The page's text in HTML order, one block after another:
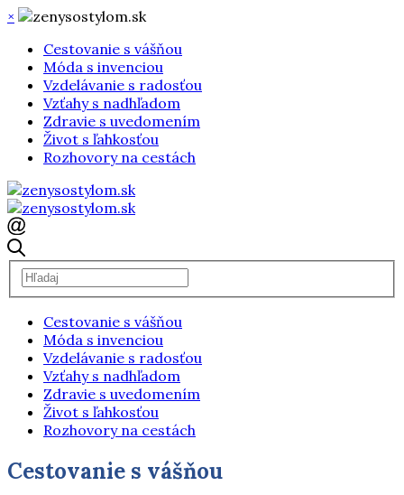
×
Cestovanie s vášňou
Móda s invenciou
Vzdelávanie s radosťou
Vzťahy s nadhľadom
Zdravie s uvedomením
Život s ľahkosťou
Rozhovory na cestách
Cestovanie s vášňou
Móda s invenciou
Vzdelávanie s radosťou
Vzťahy s nadhľadom
Zdravie s uvedomením
Život s ľahkosťou
Rozhovory na cestách
Cestovanie s vášňou